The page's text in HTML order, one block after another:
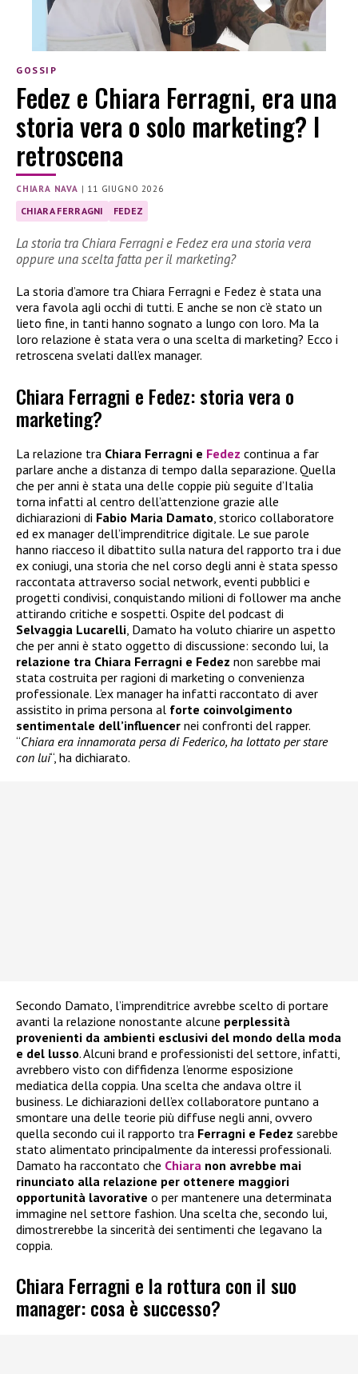
GOSSIP
Fedez e Chiara Ferragni, era una
storia vera o solo marketing? I
retroscena
CHIARA NAVA | 11 GIUGNO 2026
CHIARA FERRAGNI FEDEZ
La storia tra Chiara Ferragni e Fedez era una storia vera
oppure una scelta fatta per il marketing?
La storia d’amore tra Chiara Ferragni e Fedez è stata una
vera favola agli occhi di tutti. E anche se non c’è stato un
lieto fine, in tanti hanno sognato a lungo con loro. Ma la
loro relazione è stata vera o una scelta di marketing? Ecco i
retroscena svelati dall’ex manager.
Chiara Ferragni e Fedez: storia vera o
marketing?
La relazione tra Chiara Ferragni e Fedez continua a far
parlare anche a distanza di tempo dalla separazione. Quella
che per anni è stata una delle coppie più seguite d’Italia
torna infatti al centro dell’attenzione grazie alle
dichiarazioni di Fabio Maria Damato , storico collaboratore
ed ex manager dell’imprenditrice digitale. Le sue parole
hanno riacceso il dibattito sulla natura del rapporto tra i due
ex coniugi, una storia che nel corso degli anni è stata spesso
raccontata attraverso social network, eventi pubblici e
progetti condivisi, conquistando milioni di follower ma anche
attirando critiche e sospetti. Ospite del podcast di
Selvaggia Lucarelli , Damato ha voluto chiarire un aspetto
che per anni è stato oggetto di discussione: secondo lui, la
relazione tra Chiara Ferragni e Fedez non sarebbe mai
stata costruita per ragioni di marketing o convenienza
professionale. L’ex manager ha infatti raccontato di aver
assistito in prima persona al forte coinvolgimento
sentimentale dell’influencer nei confronti del rapper.
“Chiara era innamorata persa di Federico, ha lottato per stare
con lui“, ha dichiarato.
Secondo Damato, l’imprenditrice avrebbe scelto di portare
avanti la relazione nonostante alcune perplessità
provenienti da ambienti esclusivi del mondo della moda
e del lusso. Alcuni brand e professionisti del settore, infatti,
avrebbero visto con diffidenza l’enorme esposizione
mediatica della coppia. Una scelta che andava oltre il
business. Le dichiarazioni dell’ex collaboratore puntano a
smontare una delle teorie più diffuse negli anni, ovvero
quella secondo cui il rapporto tra Ferragni e Fedez sarebbe
stato alimentato principalmente da interessi professionali.
Damato ha raccontato che Chiara non avrebbe mai
rinunciato alla relazione per ottenere maggiori
opportunità lavorative o per mantenere una determinata
immagine nel settore fashion. Una scelta che, secondo lui,
dimostrerebbe la sincerità dei sentimenti che legavano la
coppia.
Chiara Ferragni e la rottura con il suo
manager: cosa è successo?